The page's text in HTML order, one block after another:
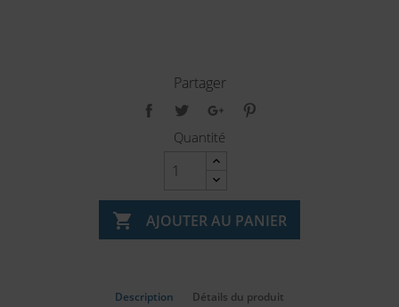
Partager
Quantité
 AJOUTER AU PANIER
Description Détails du produit